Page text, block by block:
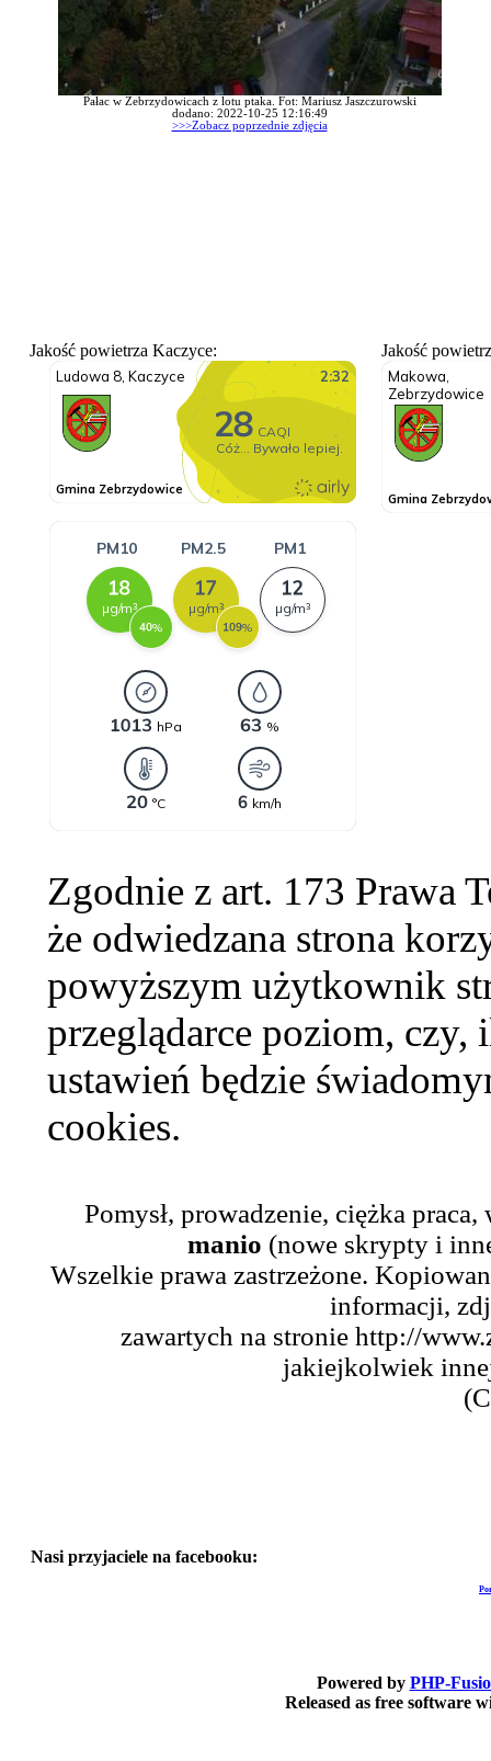
Pałac w Zebrzydowicach z lotu ptaka. Fot: Mariusz Jaszczurowski
dodano: 2022-10-25 12:16:49
>>>Zobacz poprzednie zdjęcia
Jakość powietrza Kaczyce: Jakość
Zgodnie z art. 173 Prawa
że odwiedzana strona
powyższym użytkownik
przeglądarce poziom,
ustawień będzie
cookies.
Pomysł, prowadzenie, ciężka
manio (nowe skrypty i
Wszelkie prawa zastrzeżone.
informacji,
zawartych na stronie http://
jakiejkolwiek
Nasi przyjaciele na facebooku:
Powered by PHP-
Released as free software